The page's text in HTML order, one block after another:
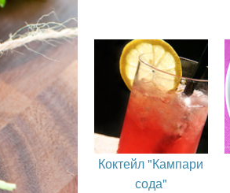
Коктейл "Кампари
сода"